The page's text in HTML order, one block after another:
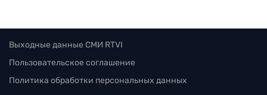
Выходные данные СМИ RTVI
Пользовательское соглашение
Политика обработки персональных данных